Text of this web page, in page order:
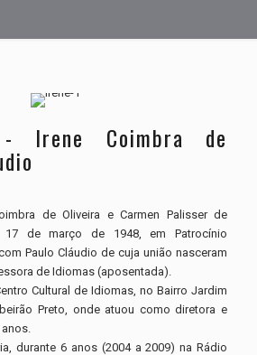
- Irene Coimbra de
de Oliveira e Carmen Palisser de
17 de março de 1948, em Patrocínio
Paulo Cláudio de cuja união nasceram
de Idiomas (aposentada).
Cultural de Idiomas, no Bairro Jardim
Preto, onde atuou como diretora e
durante 6 anos (2004 a 2009) na Rádio